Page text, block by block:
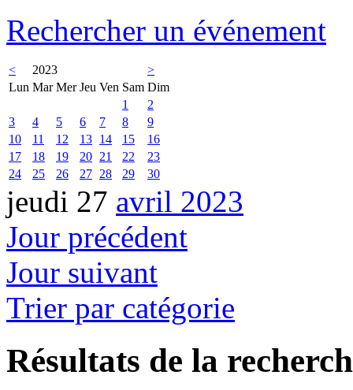
Rechercher un événement
< 2023
>
Lun Mar Mer Jeu Ven Sam Dim
1
2
3
4 5 6 7 8
9
10
11 12 13 14 15
16
17
18 19 20 21 22
23
24
25 26 27 28 29 30
jeudi 27 avril 2023
Jour précédent
Jour suivant
Trier par catégorie
Résultats de la